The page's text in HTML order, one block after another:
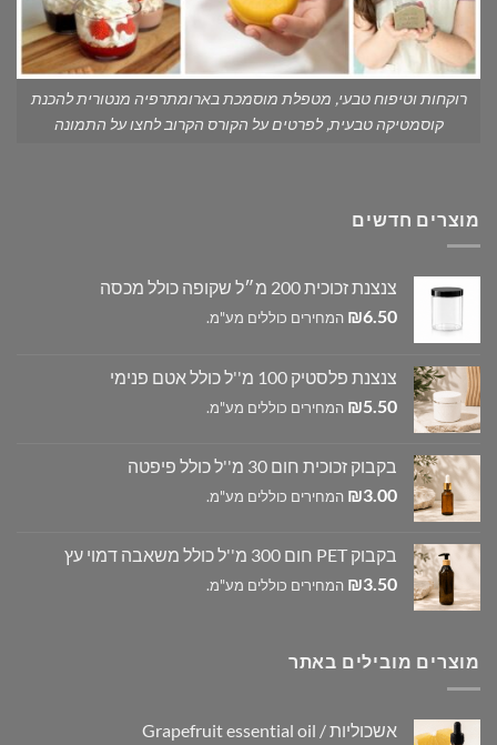
רוקחות וטיפוח טבעי, מטפלת מוסמכת בארומתרפיה מנטורית להכנת
קוסמטיקה טבעית, לפרטים על הקורס הקרוב לחצו על התמונה
מוצרים חדשים
צנצנת זכוכית 200 מ״ל שקופה כולל מכסה
₪6.50 המחירים כוללים מע"מ.
צנצנת פלסטיק 100 מ''ל כולל אטם פנימי
₪5.50 המחירים כוללים מע"מ.
בקבוק זכוכית חום 30 מ''ל כולל פיפטה
₪3.00 המחירים כוללים מע"מ.
בקבוק PET חום 300 מ''ל כולל משאבה דמוי עץ
₪3.50 המחירים כוללים מע"מ.
מוצרים מובילים באתר
אשכוליות / Grapefruit essential oil